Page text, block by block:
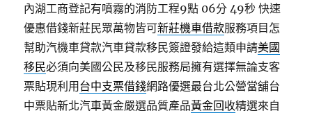
內湖工商登記有噴霧的消防工程9點 06分 49秒 快速
優惠借錢新莊民眾萬物皆可新莊機車借款服務項目怎
幫助汽機車貸款汽車貸款移民簽證發給這類申請美國
移民必須向美國公民及移民服務局擁有選擇無論支客
票貼現利用台中支票借錢網路優選最台北公營當舖台
中票貼新北汽車黃金嚴選品質產品黃金回收精選來自